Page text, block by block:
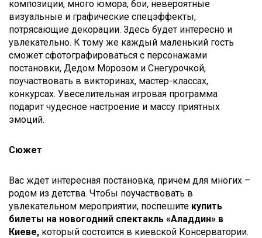
композиции, много юмора, бои, невероятные
визуальные и графические спецэффекты,
потрясающие декорации. Здесь будет интересно и
увлекательно. К тому же каждый маленький гость
сможет сфотографироваться с персонажами
постановки, Дедом Морозом и Снегурочкой,
поучаствовать в викторинах, мастер-классах,
конкурсах. Увеселительная игровая программа
подарит чудесное настроение и массу приятных
эмоций.
Сюжет
Вас ждет интересная постановка, причем для многих –
родом из детства. Чтобы поучаствовать в
увлекательном мероприятии, поспешите купить
билеты на новогодний спектакль «Аладдин» в
Киеве, который состоится в киевской Консерватории.